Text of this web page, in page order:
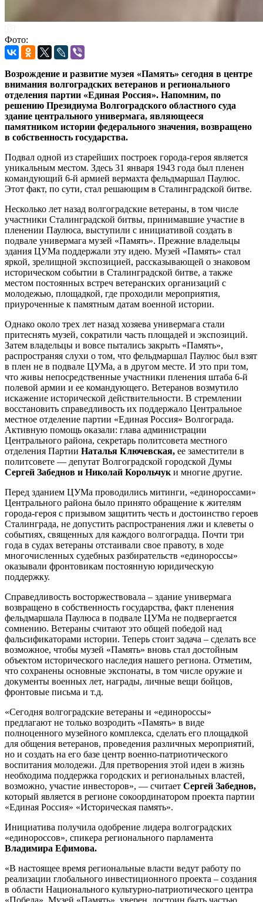
Фото:
Возрождение и развитие музея «Память» сегодня в центре
внимания волгоградских ветеранов и регионального
отделения партии «Единая Россия». Напомним, по
решению Президиума Волгоградского областного суда
здание центрального универмага, являющееся
памятником истории федерального значения, возвращено
в собственность государства.
Подвал одной из старейших построек города-героя является
уникальным местом. Здесь 31 января 1943 года был пленен
командующий 6-й армией вермахта фельдмаршал Паулюс.
Этот факт, по сути, стал решающим в Сталинградской битве.
Несколько лет назад волгоградские ветераны, в том числе
участники Сталинградской битвы, принимавшие участие в
пленении Паулюса, выступили с инициативой создать в
подвале универмага музей «Память». Прежние владельцы
здания ЦУМа поддержали эту идею. Музей «Память» стал
яркой, зрелищной экспозицией, рассказывающей о знаковом
историческом событии в Сталинградской битве, а также
местом постоянных встреч ветеранских организаций с
молодежью, площадкой, где проходили мероприятия,
приуроченные к памятным датам военной истории.
Однако около трех лет назад хозяева универмага стали
притеснять музей, сократили часть площадей и экспозиций.
Затем владельцы и вовсе пытались закрыть «Память»,
распространяя слухи о том, что фельдмаршал Паулюс был взят
в плен не в подвале ЦУМа, а в другом месте. И это при том,
что живы непосредственные участники пленения штаба 6-й
полевой армии и ее командующего. Ветеранов возмутило
искажение исторической действительности. В стремлении
восстановить справедливость их поддержало Центральное
местное отделение партии «Единая Россия» Волгограда.
Активную помощь оказали: глава администрации
Центрального района, секретарь политсовета местного
отделения Партии Наталья Ключевская, ее заместители в
политсовете — депутат Волгоградской городской Думы
Сергей Забеднов и Николай Корольчук и многие другие.
Перед зданием ЦУМа проводились митинги, «единороссами»
Центрального района было принято обращение к жителям
города-героя с призывом защитить честь и достоинство героев
Сталинграда, не допустить распространения лжи и клеветы о
событиях, священных для каждого волгоградца. Почти три
года в судах ветераны отстаивали свое правоту, в ходе
многочисленных судебных разбирательств «единороссы»
оказывали фронтовикам постоянную юридическую
поддержку.
Справедливость восторжествовала – здание универмага
возвращено в собственность государства, факт пленения
фельдмаршала Паулюса в подвале ЦУМа не подвергается
сомнению. Ветераны считают это общей победой над
фальсификаторами истории. Теперь стоит задача – сделать все
возможное, чтобы музей «Память» вновь стал достойным
объектом исторического наследия нашего региона. Отметим,
что сохранены основные экспонаты, в том числе оружие и
документы военных лет, награды, личные вещи бойцов,
фронтовые письма и т.д.
«Сегодня волгоградские ветераны и «единороссы»
предлагают не только возродить «Память» в виде
полноценного музейного комплекса, сделать его площадкой
для общения ветеранов, проведения различных мероприятий,
но и создать на его базе центр военно-патриотического
воспитания молодежи. Для претворения этой идеи в жизнь
необходима поддержка городских и региональных властей,
возможно, участие инвесторов», — считает Сергей Забеднов,
который является в регионе сокоординатором проекта партии
«Единая Россия» «Историческая память».
Инициатива получила одобрение лидера волгоградских
«единороссов», спикера регионального парламента
Владимира Ефимова.
«В настоящее время региональные власти ведут работу по
реализации глобального инвестиционного проекта – создания
в области Национального культурно-патриотического центра
«Победа». Музей «Память», уверен, достоин быть частью